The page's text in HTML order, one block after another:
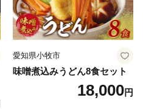
愛知県小牧市
味噌煮込みうどん8食セット
18,000円